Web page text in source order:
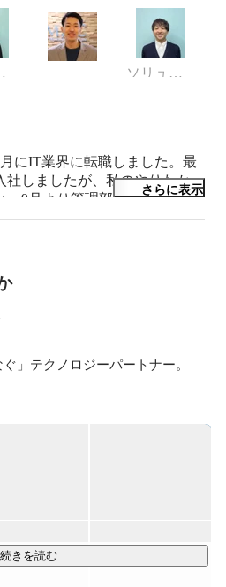
ム ソリューション本部
にIT業界に転職しました。最
社しましたが、私のやりたかっ
、9月より管理部経営企画担当
画
さらに表示
」テクノロジーパートナー。
、
続きを読む